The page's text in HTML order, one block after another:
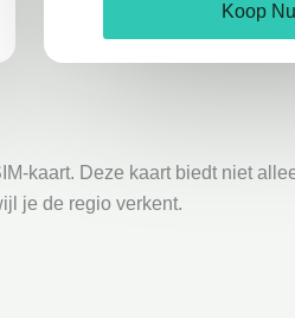
Koop Nu
kaart. Deze kaart biedt niet
je de regio verkent.